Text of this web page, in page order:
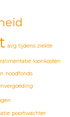
avg tijdens ziekte
loonkosten
noodfonds
poortwachter